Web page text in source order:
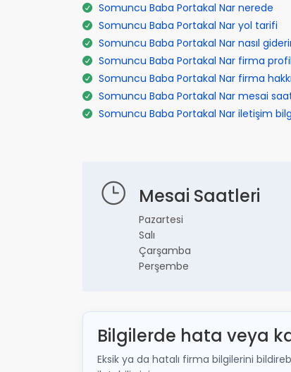
Somuncu Baba Portakal Nar nerede
Somuncu Baba Portakal Nar yol tarifi
Somuncu Baba Portakal Nar nasıl
Somuncu Baba Portakal Nar firma
Somuncu Baba Portakal Nar firma
Somuncu Baba Portakal Nar mesai
Somuncu Baba Portakal Nar iletişim
Mesai Saatleri
Pazartesi
Salı
Çarşamba
Perşembe
Bilgilerde hata veya
Eksik ya da hatalı firma bilgilerini